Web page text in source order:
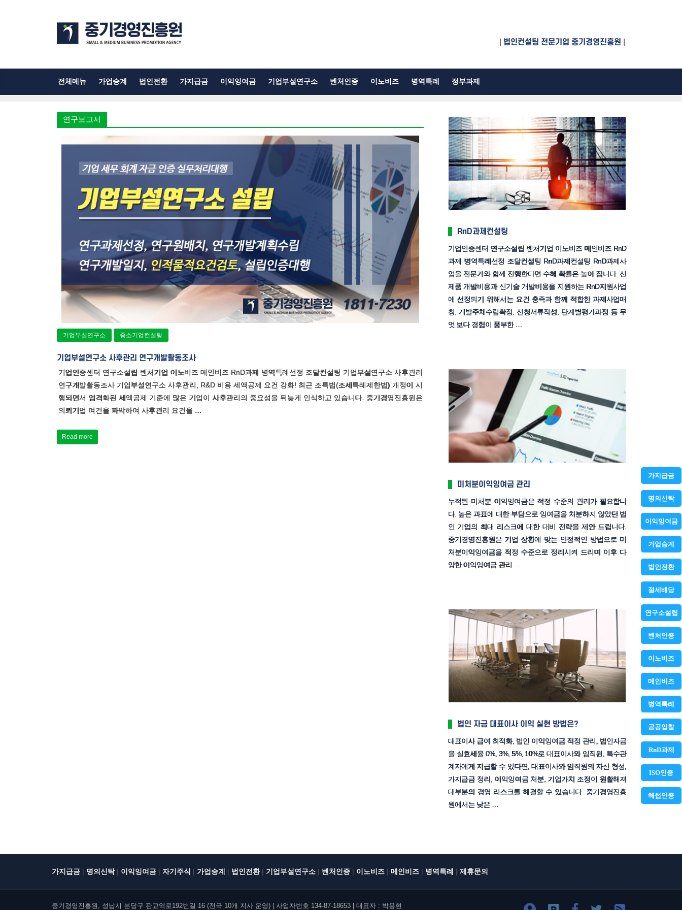
가지급금
명의신탁
이익잉여금
가업승계
법인전환
절세배당
연구소설립
벤처인증
이노비즈
메인비즈
병역특례
공공입찰
RnD과제
ISO인증
해썹인증
법인컨설팅 전문기업 중기경영진흥원
전체메뉴 가업승계 법인전환 가지급금 이익잉여금 기업부설연구소 벤처인증 이노비즈 병역특례 정부과제
연구보고서
기업부설연구소 중소기업컨설팅
기업부설연구소 사후관리 연구개발활동조사
기업인증센터 연구소설립 벤처기업 이노비즈 메인비즈 RnD과제 병역특례선정 조달컨설팅 기업부설연구소 사후관리
연구개발활동조사 기업부설연구소 사후관리, R&D 비용 세액공제 요건 강화! 최근 조특법(조세특례제한법) 개정이 시
행되면서 엄격화된 세액공제 기준에 많은 기업이 사후관리의 중요성을 뒤늦게 인식하고 있습니다. 중기경영진흥원은
의뢰기업 여건을 파악하여 사후관리 요건을 …
Read more
RnD과제컨설팅
기업인증센터 연구소설립 벤처기업 이노비즈 메인비즈 RnD
과제 병역특례선정 조달컨설팅 RnD과제컨설팅 RnD과제사
업을 전문가와 함께 진행한다면 수혜 확률은 높아 집니다. 신
제품 개발비용과 신기술 개발비용을 지원하는 RnD지원사업
에 선정되기 위해서는 요건 충족과 함께 적합한 과제사업매
칭, 개발주체수립확정, 신청서류작성, 단계별평가과정 등 무
엇 보다 경험이 풍부한 …
미처분이익잉여금 관리
누적된 미처분 이익잉여금은 적정 수준의 관리가 필요합니
다. 높은 과표에 대한 부담으로 잉여금을 처분하지 않았던 법
인 기업의 최대 리스크에 대한 대비 전략을 제안 드립니다.
중기경영진흥원은 기업 상황에 맞는 안정적인 방법으로 미
처분이익잉여금을 적정 수준으로 정리시켜 드리며 이후 다
양한 이익잉여금 관리 …
법인 자금 대표이사 이익 실현 방법은?
대표이사 급여 최적화, 법인 이익잉여금 적정 관리, 법인자금
을 실효세율 0%, 3%, 5%, 10%로 대표이사와 임직원, 특수관
계자에게 지급할 수 있다면, 대표이사와 임직원의 자산 형성,
가지급금 정리, 이익잉여금 처분, 기업가치 조정이 원활해져
대부분의 경영 리스크를 해결할 수 있습니다. 중기경영진흥
원에서는 낮은 …
가지급금 | 명의신탁| 이익잉여금 | 자기주식 | 가업승계 | 법인전환| 기업부설연구소 | 벤처인증 | 이노비즈 | 메인비즈 | 병역특례 | 제휴문의
중기경영진흥원, 성남시 분당구 판교역로192번길 16 (전국 10개 지사 운영) | 사업자번호 134-87-18653 | 대표자 : 박용현